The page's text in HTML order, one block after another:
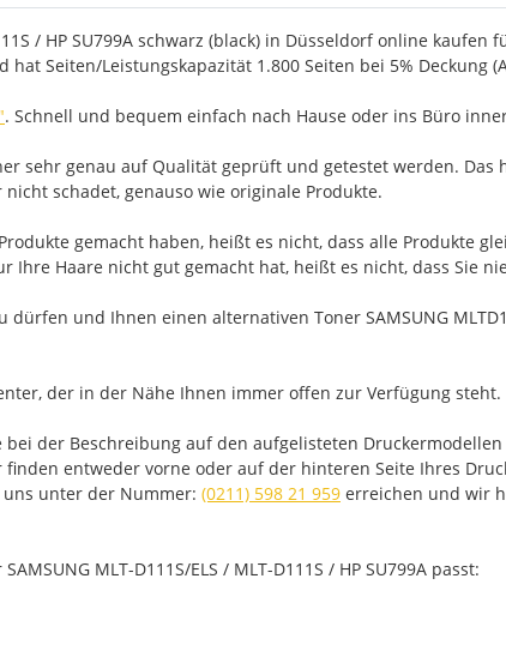
/ HP SU799A schwarz (black) in Düsseldorf online
Seiten/Leistungskapazität 1.800 Seiten bei 5% Deckung
. Schnell und bequem einfach nach Hause oder ins Büro
sehr genau auf Qualität geprüft und getestet werden.
schadet, genauso wie originale Produkte.
gemacht haben, heißt es nicht, dass alle Produkte
Haare nicht gut gemacht hat, heißt es nicht, dass Sie
und Ihnen einen alternativen Toner SAMSUNG
der in der Nähe Ihnen immer offen zur Verfügung steht.
der Beschreibung auf den aufgelisteten Druckermodellen
finden entweder vorne oder auf der hinteren Seite Ihres
unter der Nummer: (0211) 598 21 959 erreichen und wir
MLT-D111S/ELS / MLT-D111S / HP SU799A passt: